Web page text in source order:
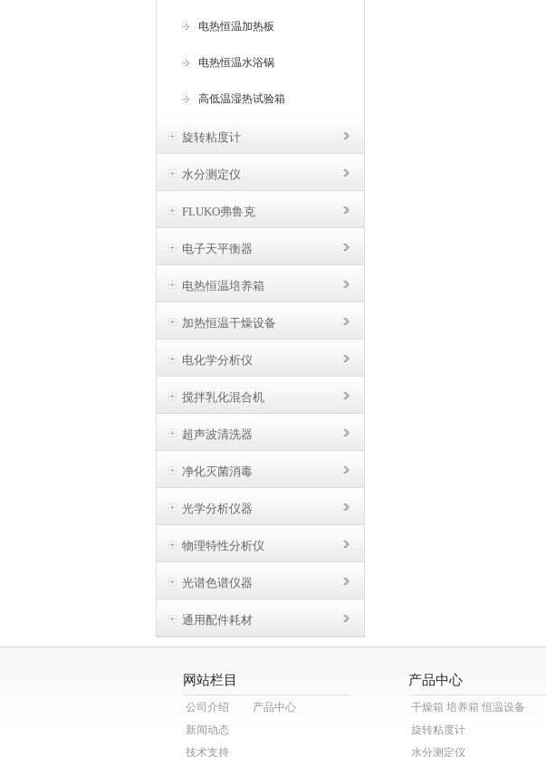
电热恒温加热板
电热恒温水浴锅
高低温湿热试验箱
旋转粘度计
水分测定仪
FLUKO弗鲁克
电子天平衡器
电热恒温培养箱
加热恒温干燥设备
电化学分析仪
搅拌乳化混合机
超声波清洗器
净化灭菌消毒
光学分析仪器
物理特性分析仪
光谱色谱仪器
通用配件耗材
网站栏目
公司介绍
产品中心
新闻动态
技术支持
产品中心
干燥箱 培养箱 恒温设备
旋转粘度计
水分测定仪